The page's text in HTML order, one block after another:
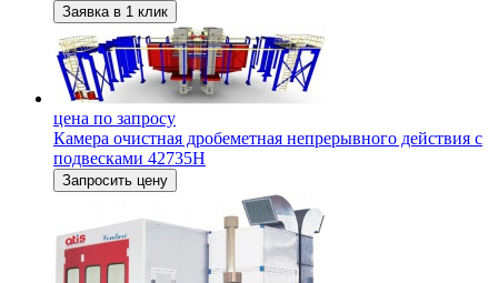
Заявка в 1 клик
цена по запросу
Камера очистная дробеметная непрерывного действия с
подвесками 42735Н
Запросить цену